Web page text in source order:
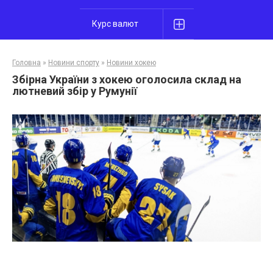
Курс валют
Головна » Новини спорту » Новини хокею
Збірна України з хокею оголосила склад на
лютневий збір у Румунії